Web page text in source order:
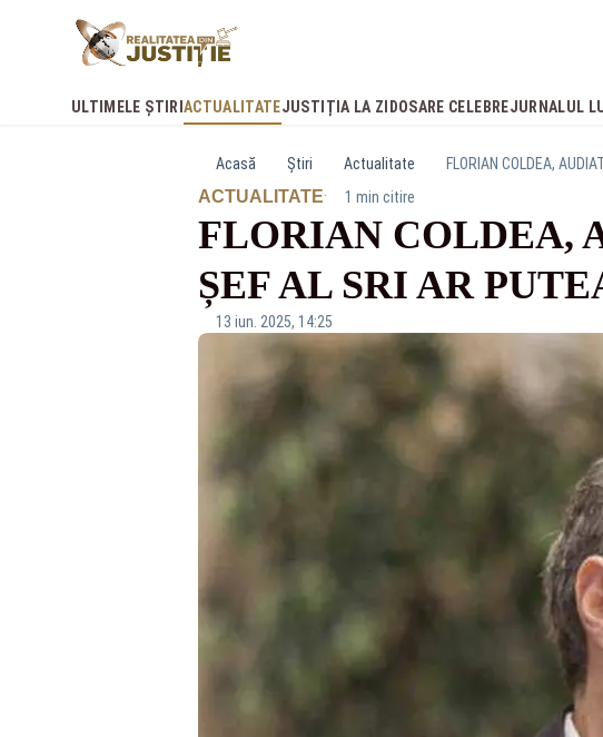
ULTIMELE ȘTIRI ACTUALITATEJUSTIȚIA LA ZI DOSARE CELEBREJURNALUL
Acasă Știri Actualitate FLORIAN COLDEA,
ACTUALITATE· 1 min citire
FLORIAN COLDEA,
ȘEF AL SRI AR
13 iun. 2025, 14:25